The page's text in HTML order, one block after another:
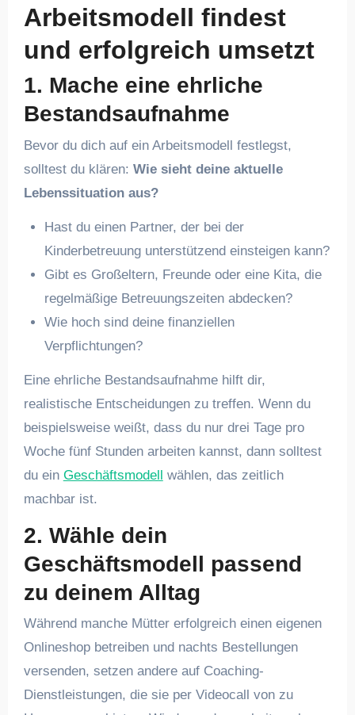
Arbeitsmodell findest
und erfolgreich umsetzt
1. Mache eine ehrliche
Bestandsaufnahme
Bevor du dich auf ein Arbeitsmodell festlegst,
solltest du klären: Wie sieht deine aktuelle
Lebenssituation aus?
Hast du einen Partner, der bei der
Kinderbetreuung unterstützend einsteigen kann?
Gibt es Großeltern, Freunde oder eine Kita, die
regelmäßige Betreuungszeiten abdecken?
Wie hoch sind deine finanziellen
Verpflichtungen?
Eine ehrliche Bestandsaufnahme hilft dir,
realistische Entscheidungen zu treffen. Wenn du
beispielsweise weißt, dass du nur drei Tage pro
Woche fünf Stunden arbeiten kannst, dann solltest
du ein Geschäftsmodell wählen, das zeitlich
machbar ist.
2. Wähle dein
Geschäftsmodell passend
zu deinem Alltag
Während manche Mütter erfolgreich einen eigenen
Onlineshop betreiben und nachts Bestellungen
versenden, setzen andere auf Coaching-
Dienstleistungen, die sie per Videocall von zu